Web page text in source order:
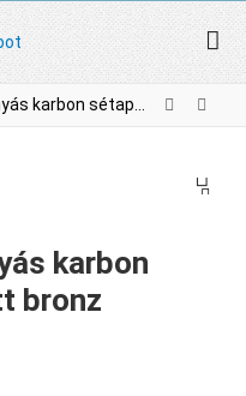
öregített bronz markolattal
karbon
bronz